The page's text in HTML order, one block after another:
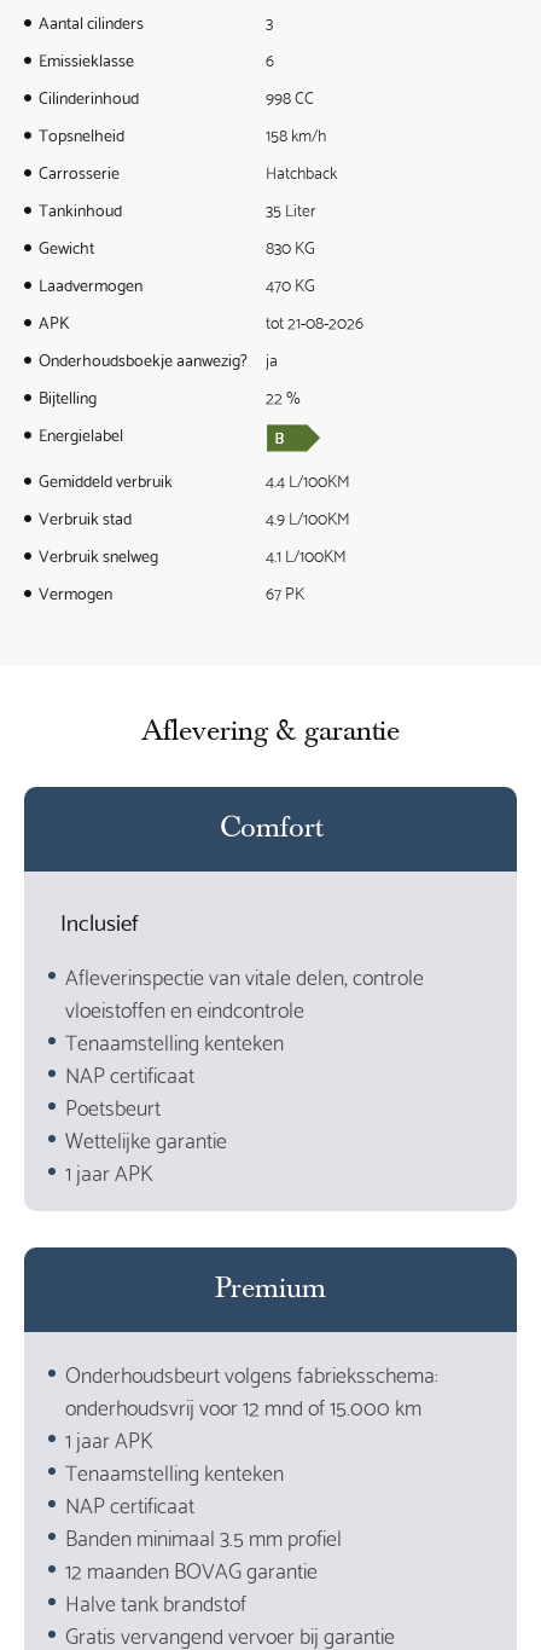
Aantal cilinders
3
Emissieklasse
6
Cilinderinhoud
998 CC
Topsnelheid
158 km/h
Carrosserie
Hatchback
Tankinhoud
35 Liter
Gewicht
830 KG
Laadvermogen
470 KG
APK
tot 21-08-2026
Onderhoudsboekje aanwezig?
ja
Bijtelling
22 %
Energielabel
Gemiddeld verbruik
4.4 L/100KM
Verbruik stad
4.9 L/100KM
Verbruik snelweg
4.1 L/100KM
Vermogen
67 PK
Aflevering & garantie
Comfort
Inclusief
Afleverinspectie van vitale delen, controle
vloeistoffen en eindcontrole
Tenaamstelling kenteken
NAP certificaat
Poetsbeurt
Wettelijke garantie
1 jaar APK
Premium
Onderhoudsbeurt volgens fabrieksschema:
onderhoudsvrij voor 12 mnd of 15.000 km
1 jaar APK
Tenaamstelling kenteken
NAP certificaat
Banden minimaal 3.5 mm profiel
12 maanden BOVAG garantie
Halve tank brandstof
Gratis vervangend vervoer bij garantie